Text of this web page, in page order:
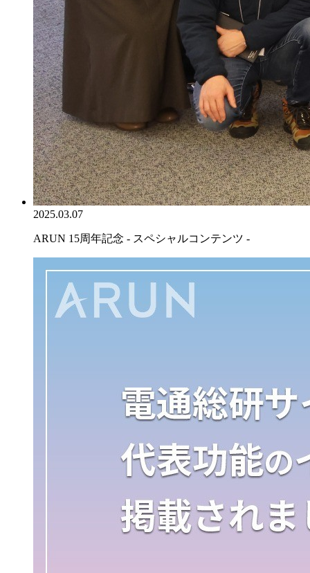
2025.03.07
ARUN 15周年記念 - スペシャルコンテンツ -